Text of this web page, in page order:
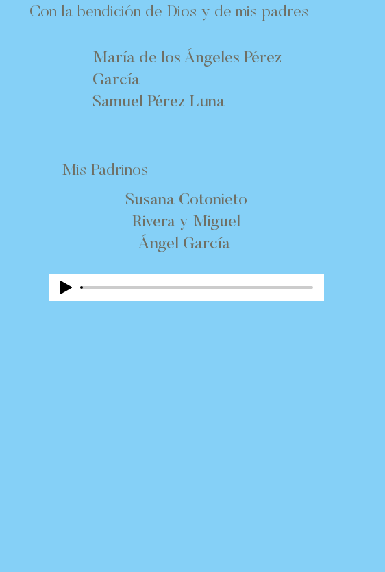
Con la bendición de Dios y de mis padres
María de los Ángeles Pérez
García
Samuel Pérez Luna
Mis Padrinos
Susana Cotonieto
Rivera y Miguel
Ángel García